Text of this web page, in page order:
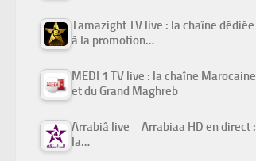
Tamazight TV live : la chaîne dédiée
à la promotion…
MEDI 1 TV live : la chaîne Marocaine
et du Grand Maghreb
Arrabiâ live – Arrabiaa HD en direct :
la…